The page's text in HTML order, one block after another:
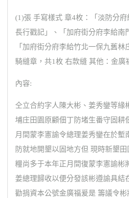
(1)張 手寫樣式 章4枚：「淡防分
長行戳記」、「加府街分府李給南
「加府街分府李給竹北一保九舊
騎縫章，共1枚 右款縫 其他：金廣
內容:
仝立合約字人陳大彬、姜秀鑾等緣
埔庄田園原顧佃丁防堵生番守固耕
月間蒙李憲諭令總理姜秀鑾在於塹
防就地開墾以固地方但 現時新墾
糧尚多于本年正月間復蒙李憲諭彬
姜總理歸收以便分發該彬遵諭具結
勸捐資本公號金廣福爰是 籌議令